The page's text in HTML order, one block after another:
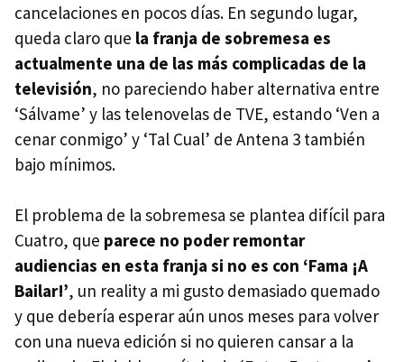
cancelaciones en pocos días. En segundo lugar,
queda claro que la franja de sobremesa es
actualmente una de las más complicadas de la
televisión, no pareciendo haber alternativa entre
‘Sálvame’ y las telenovelas de TVE, estando ‘Ven a
cenar conmigo’ y ‘Tal Cual’ de Antena 3 también
bajo mínimos.
El problema de la sobremesa se plantea difícil para
Cuatro, que parece no poder remontar
audiencias en esta franja si no es con ‘Fama ¡A
Bailar!’, un reality a mi gusto demasiado quemado
y que debería esperar aún unos meses para volver
con una nueva edición si no quieren cansar a la